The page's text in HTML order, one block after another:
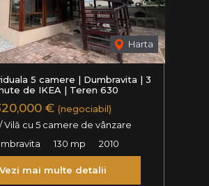
Harta
5 camere | Dumbravita | 3
de IKEA | Teren 630
€ (negociabil)
Vilă cu 5 camere de vânzare
130 mp 2010
Vezi mai multe detalii